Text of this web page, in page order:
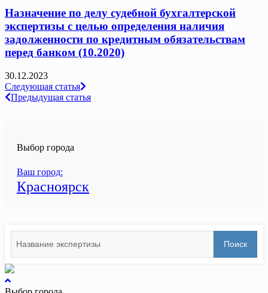
Назначение по делу судебной бухгалтерской
экспертизы с целью определения наличия
задолженности по кредитным обязательствам
перед банком (10.2020)
30.12.2023
Навигация
по
Следующая статья
Предыдущая статья
Выбор города
Ваш город:
Красноярск
for:
Поиск
вернуться
к